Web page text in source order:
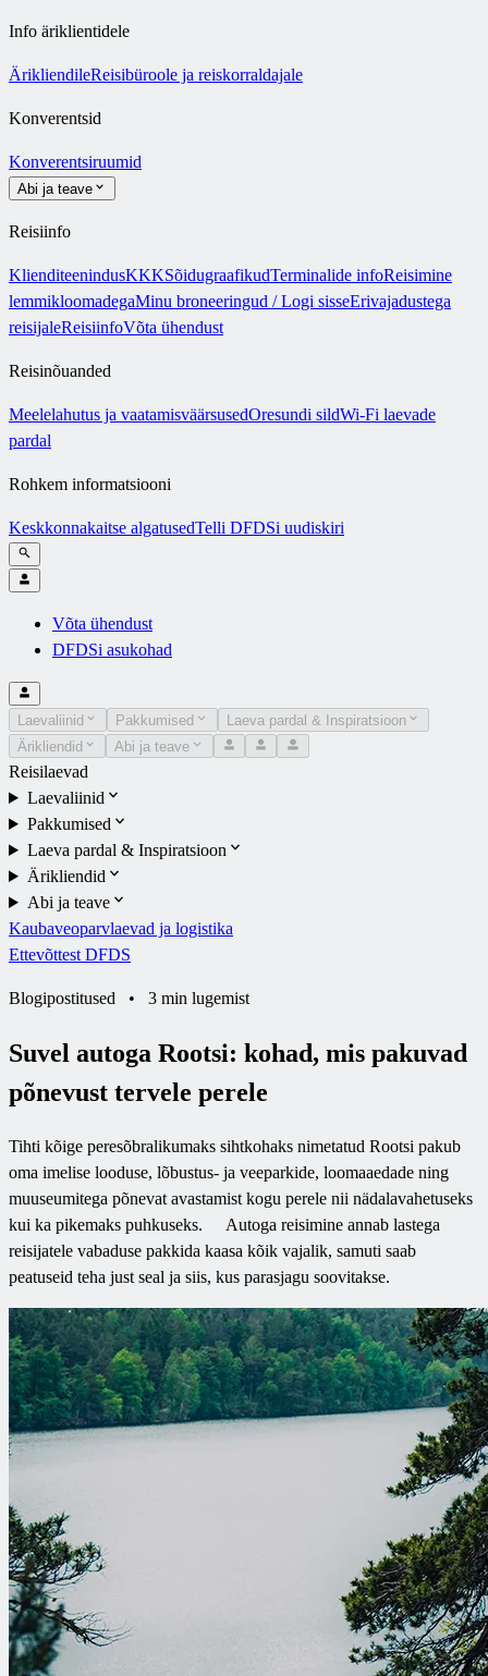
Info äriklientidele
ÄrikliendileReisibüroole ja reiskorraldajale
Konverentsid
Konverentsiruumid
Abi ja teave
Reisiinfo
KlienditeenindusKKKSõidugraafikudTerminalide infoReisimine
lemmikloomadegaMinu broneeringud / Logi sisseErivajadustega
reisijaleReisiinfoVõta ühendust
Reisinõuanded
Meelelahutus ja vaatamisväärsusedOresundi sildWi-Fi laevade
pardal
Rohkem informatsiooni
Keskkonnakaitse algatusedTelli DFDSi uudiskiri
Võta ühendust
DFDSi asukohad
Laevaliinid Pakkumised
Laeva pardal & Inspiratsioon
Ärikliendid
Abi ja teave
Reisilaevad
Laevaliinid
Pakkumised
Laeva pardal & Inspiratsioon
Ärikliendid
Abi ja teave
Kaubaveoparvlaevad ja logistika
Ettevõttest DFDS
Blogipostitused • 3 min lugemist
Suvel autoga Rootsi: kohad, mis pakuvad
põnevust tervele perele
Tihti kõige peresõbralikumaks sihtkohaks nimetatud Rootsi pakub
oma imelise looduse, lõbustus- ja veeparkide, loomaaedade ning
muuseumitega põnevat avastamist kogu perele nii nädalavahetuseks
kui ka pikemaks puhkuseks. Autoga reisimine annab lastega
reisijatele vabaduse pakkida kaasa kõik vajalik, samuti saab
peatuseid teha just seal ja siis, kus parasjagu soovitakse.